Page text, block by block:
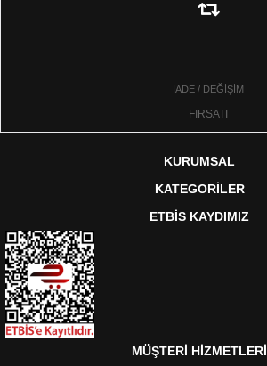
İADE / DEĞİŞİM
FIRSATI
KURUMSAL
KATEGORİLER
ETBİS KAYDIMIZ
MÜŞTERİ HİZMETLERİ